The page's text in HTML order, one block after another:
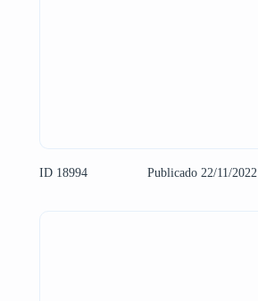
ID 18994 Publicado 22/11/2022